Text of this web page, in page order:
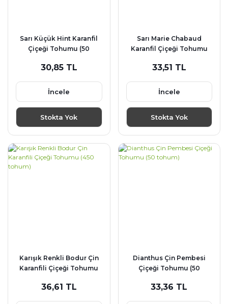
Sarı Küçük Hint Karanfil
Çiçeği Tohumu (50
30,85 TL
İncele
Stokta Yok
Sarı Marie Chabaud
Karanfil Çiçeği Tohumu
33,51 TL
İncele
Stokta Yok
Karışık Renkli Bodur Çin
Karanfili Çiçeği Tohumu
36,61 TL
Dianthus Çin Pembesi
Çiçeği Tohumu (50
33,36 TL